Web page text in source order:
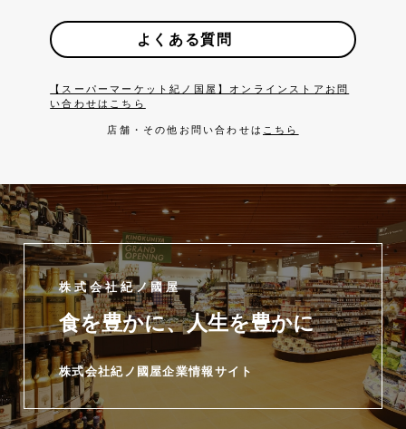
よくある質問
【スーパーマーケット紀ノ国屋】オンラインストアお問
い合わせはこちら
店舗・その他お問い合わせは こちら
株式会社紀ノ國屋
食を豊かに、人生を豊かに
株式会社紀ノ國屋企業情報サイト